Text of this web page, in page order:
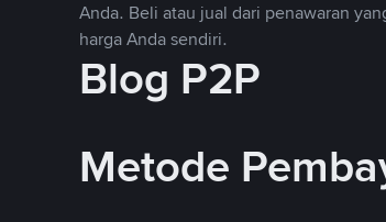
Anda. Beli atau jual dari penawaran
harga Anda sendiri.
Blog P2P
Metode